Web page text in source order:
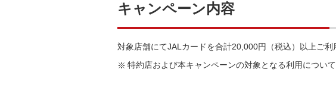
キャンペーン内容
対象店舗にてJALカードを合計20,000円（税込）以上ご
特約店および本キャンペーンの対象となる利用につい